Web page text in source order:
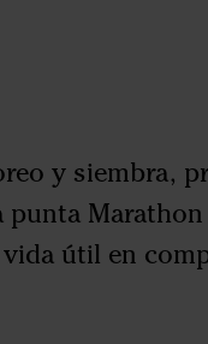
y siembra,
útil en